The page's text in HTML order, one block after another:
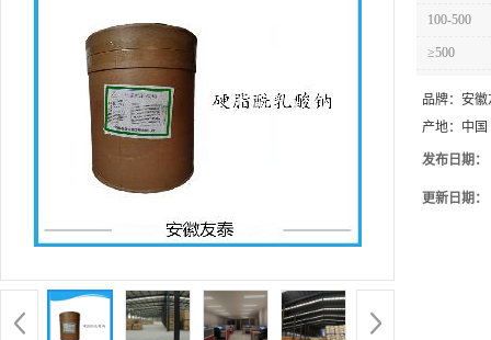
100-500
≥500
品牌： 安徽
产地： 中国
发布日期：
更新日期：